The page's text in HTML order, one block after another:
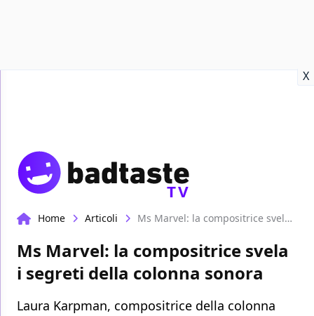
X
TV
Home Articoli Ms Marvel: la compositrice svela i segreti della colonna sonora
Ms Marvel: la compositrice svela
i segreti della colonna sonora
Laura Karpman, compositrice della colonna